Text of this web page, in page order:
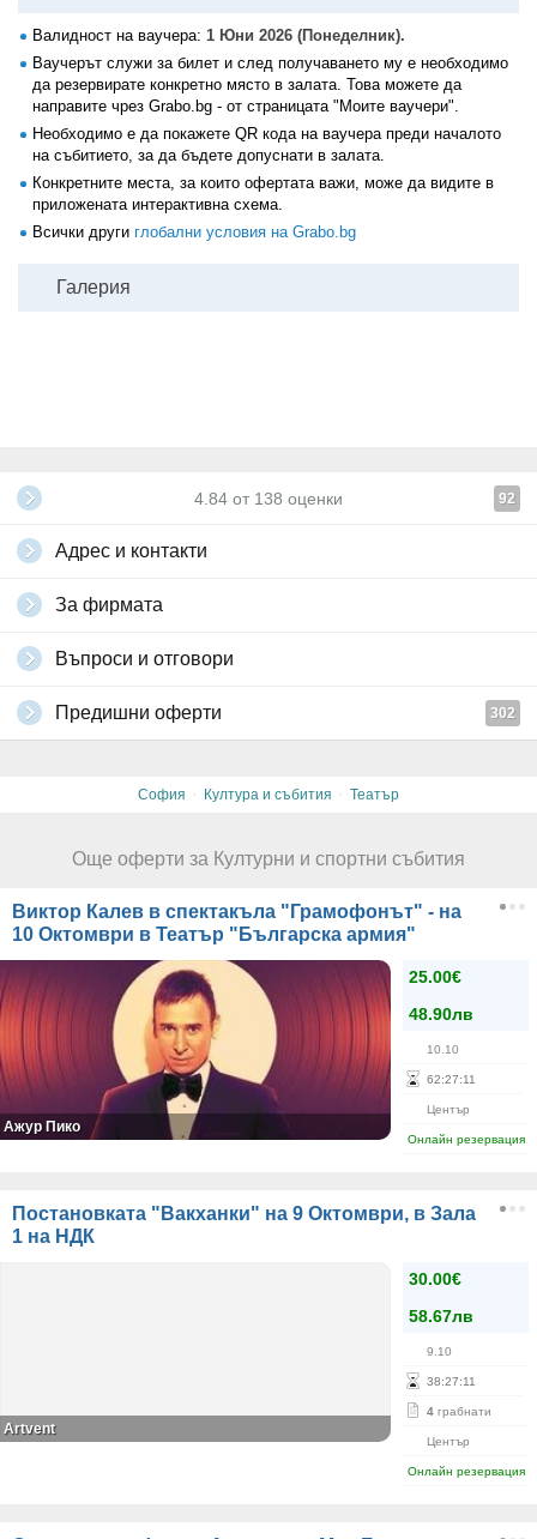
Валидност на ваучера: 1 Юни 2026 (Понеделник).
Ваучерът служи за билет и след получаването му е необходимо
да резервирате конкретно място в залата. Това можете да
направите чрез Grabo.bg - от страницата "Моите ваучери".
Необходимо е да покажете QR кода на ваучера преди началото
на събитието, за да бъдете допуснати в залата.
Конкретните места, за които офертата важи, може да видите в
приложената интерактивна схема.
Всички други глобални условия на Grabo.bg
Галерия
4.84 от 138 оценки 92
Адрес и контакти
За фирмата
Въпроси и отговори
Предишни оферти 302
София · Култура и събития · Театър
Още оферти за Културни и спортни събития
Виктор Калев в спектакъла "Грамофонът" - на
10 Октомври в Театър "Българска армия"
25.00€
48.90лв
10.10
62:27:11
Център
Онлайн резервация
Ажур Пико
Постановката "Вакханки" на 9 Октомври, в Зала
1 на НДК
30.00€
58.67лв
9.10
38:27:11
4 грабнати
Център
Онлайн резервация
Artvent